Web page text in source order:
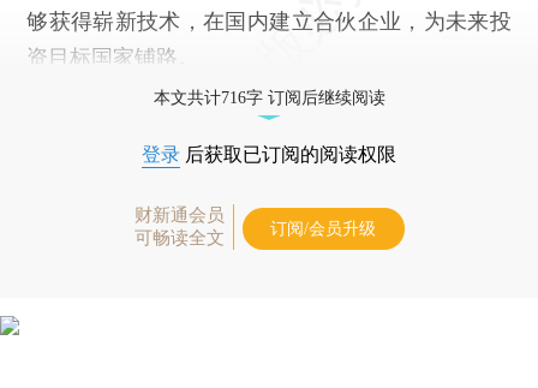
够获得崭新技术，在国内建立合伙企业，为未来投
资目标国家铺路。
本文共计716字 订阅后继续阅读
登录 后获取已订阅的阅读权限
财新通会员
可畅读全文
订阅/会员升级